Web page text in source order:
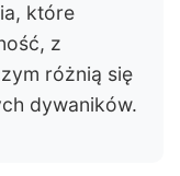
które
z
różnią się
dywaników.